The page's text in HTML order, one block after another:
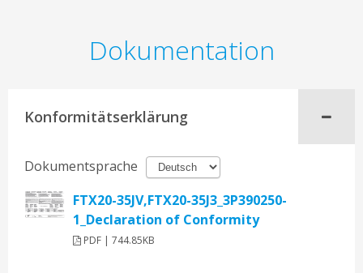
Dokumentation
Konformitätserklärung
Dokumentsprache
FTX20-35JV,FTX20-35J3_3P390250-
1_Declaration of Conformity
PDF | 744.85KB